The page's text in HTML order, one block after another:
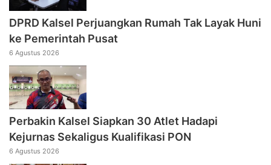
DPRD Kalsel Perjuangkan Rumah Tak Layak Huni
ke Pemerintah Pusat
6 Agustus 2026
Perbakin Kalsel Siapkan 30 Atlet Hadapi
Kejurnas Sekaligus Kualifikasi PON
6 Agustus 2026